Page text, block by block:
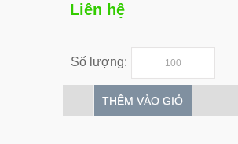
Liên hệ
Số lượng:
THÊM VÀO GIỎ